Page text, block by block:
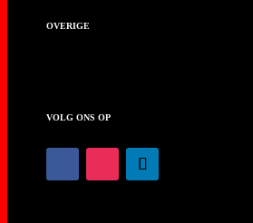
OVERIGE
VOLG ONS OP